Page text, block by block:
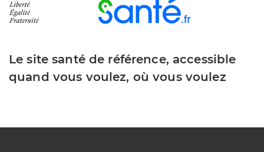
Le site santé de référence, accessible
quand vous voulez, où vous voulez